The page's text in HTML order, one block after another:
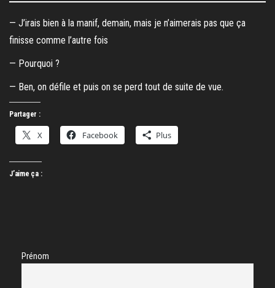
— J’irais bien à la manif, demain, mais je n’aimerais pas que ça
finisse comme l’autre fois
— Pourquoi ?
— Ben, on défile et puis on se perd tout de suite de vue.
Partager :
X Facebook Plus
J’aime ça :
Prénom